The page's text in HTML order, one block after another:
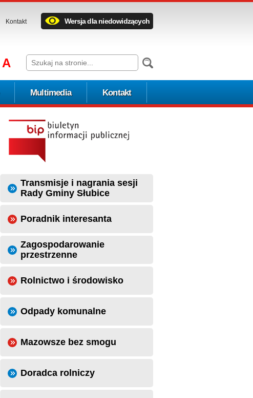
Kontakt Wersja dla niedowidzących
A
Multimedia Kontakt
Transmisje i nagrania sesji
Rady Gminy Słubice
Poradnik interesanta
Zagospodarowanie
przestrzenne
Rolnictwo i środowisko
Odpady komunalne
Mazowsze bez smogu
Doradca rolniczy